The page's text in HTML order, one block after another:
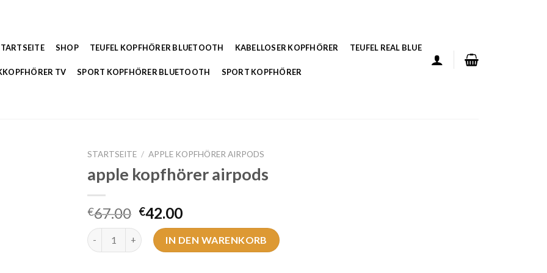
SHOP TEUFEL KOPFHÖRER BLUETOOTH KABELLOSER KOPFHÖRER TEUFEL REAL BLUE
TV SPORT KOPFHÖRER BLUETOOTH SPORT KOPFHÖRER
STARTSEITE / APPLE KOPFHÖRER AIRPODS
apple kopfhörer airpods
€67.00 €42.00
apple kopfhörer airpods MengeIN DEN WARENKORB